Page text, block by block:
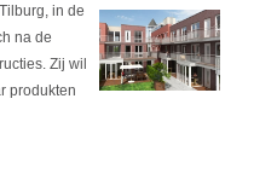
in de
na de
Zij wil
produkten